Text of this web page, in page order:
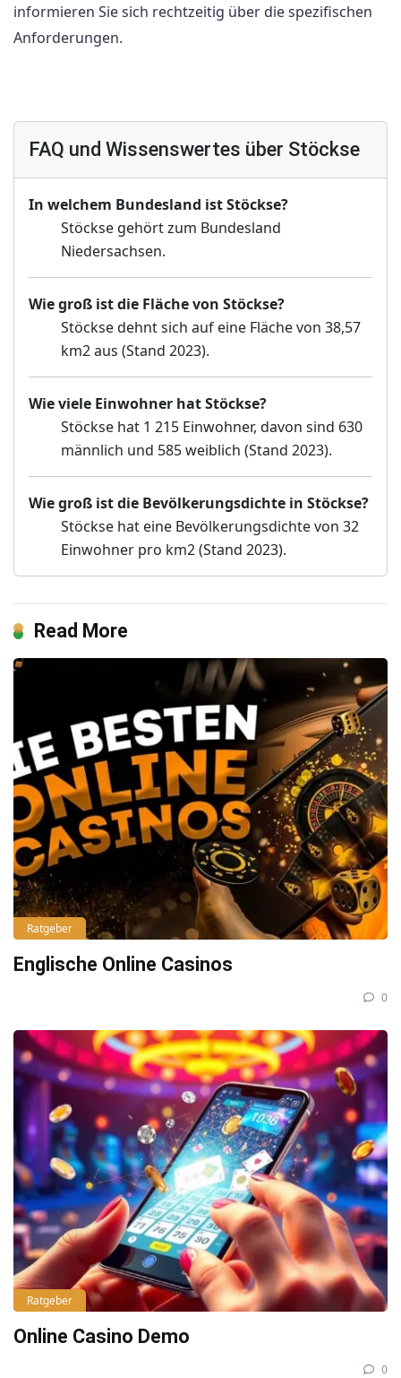
informieren Sie sich rechtzeitig über die spezifischen
Anforderungen.
FAQ und Wissenswertes über Stöckse
In welchem Bundesland ist Stöckse?
Stöckse gehört zum Bundesland
Niedersachsen.
Wie groß ist die Fläche von Stöckse?
Stöckse dehnt sich auf eine Fläche von 38,57
km2 aus (Stand 2023).
Wie viele Einwohner hat Stöckse?
Stöckse hat 1 215 Einwohner, davon sind 630
männlich und 585 weiblich (Stand 2023).
Wie groß ist die Bevölkerungsdichte in Stöckse?
Stöckse hat eine Bevölkerungsdichte von 32
Einwohner pro km2 (Stand 2023).
Read More
Ratgeber
Englische Online Casinos
0
Ratgeber
Online Casino Demo
0